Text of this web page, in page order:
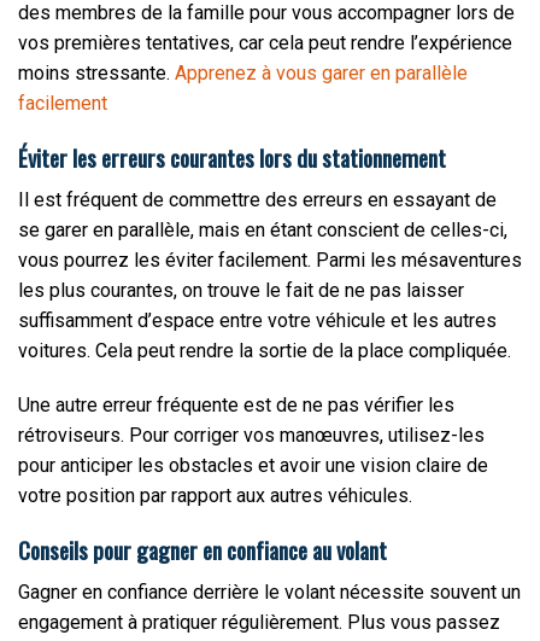
des membres de la famille pour vous accompagner lors de
vos premières tentatives, car cela peut rendre l’expérience
moins stressante. Apprenez à vous garer en parallèle
facilement
Éviter les erreurs courantes lors du stationnement
Il est fréquent de commettre des erreurs en essayant de
se garer en parallèle, mais en étant conscient de celles-ci,
vous pourrez les éviter facilement. Parmi les mésaventures
les plus courantes, on trouve le fait de ne pas laisser
suffisamment d’espace entre votre véhicule et les autres
voitures. Cela peut rendre la sortie de la place compliquée.
Une autre erreur fréquente est de ne pas vérifier les
rétroviseurs. Pour corriger vos manœuvres, utilisez-les
pour anticiper les obstacles et avoir une vision claire de
votre position par rapport aux autres véhicules.
Conseils pour gagner en confiance au volant
Gagner en confiance derrière le volant nécessite souvent un
engagement à pratiquer régulièrement. Plus vous passez